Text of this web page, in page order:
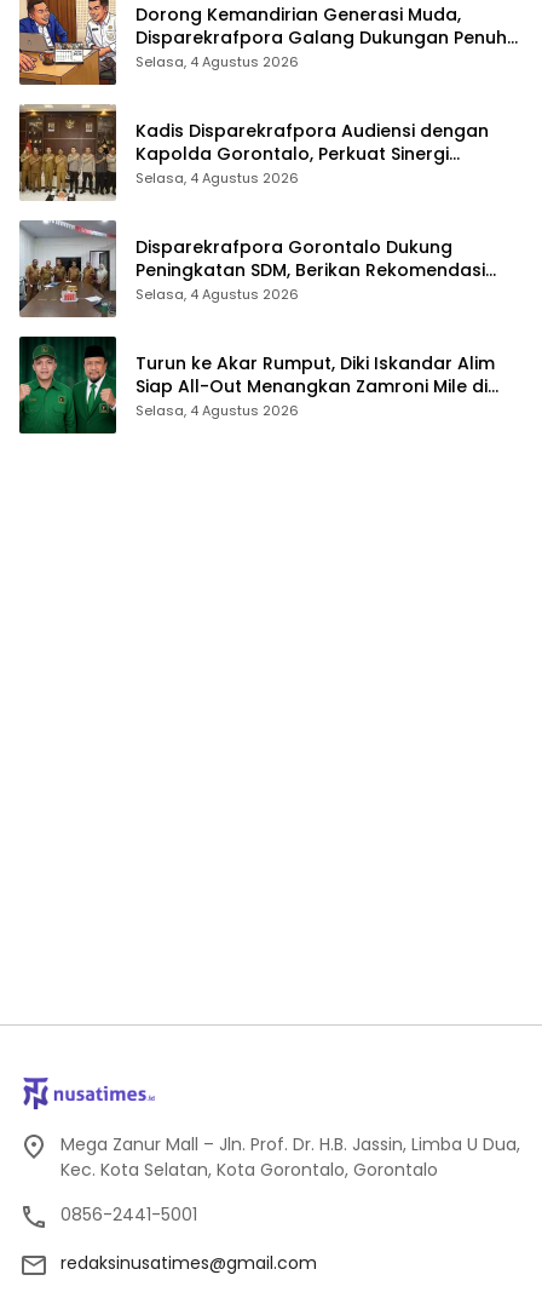
Dorong Kemandirian Generasi Muda,
Disparekrafpora Galang Dukungan Penuh
Para Aleg Deprov
Selasa, 4 Agustus 2026
Kadis Disparekrafpora Audiensi dengan
Kapolda Gorontalo, Perkuat Sinergi
Sukseskan Gorontalo Karnaval Karawo
Selasa, 4 Agustus 2026
Disparekrafpora Gorontalo Dukung
Peningkatan SDM, Berikan Rekomendasi
Studi S3 bagi Pegawai
Selasa, 4 Agustus 2026
Turun ke Akar Rumput, Diki Iskandar Alim
Siap All-Out Menangkan Zamroni Mile di
Pilkada Bone Bolango
Selasa, 4 Agustus 2026
Mega Zanur Mall – Jln. Prof. Dr. H.B. Jassin, Limba U Dua,
Kec. Kota Selatan, Kota Gorontalo, Gorontalo
0856-2441-5001
redaksinusatimes@gmail.com